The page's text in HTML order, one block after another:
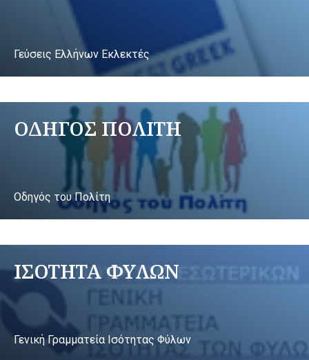
Γεύσεις Ελλήνων Εκλεκτές
ΟΔΗΓΟΣ ΠΟΛΙΤΗ
Οδηγός του Πολίτη
ΙΣΟΤΗΤΑ ΦΥΛΩΝ
Γενική Γραμματεία Ισότητας Φύλων